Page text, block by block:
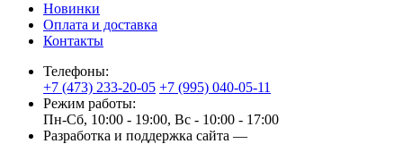
Новинки
Оплата и доставка
Контакты
Телефоны:
+7 (473) 233-20-05 +7 (995) 040-05-11
Режим работы:
Пн-Сб, 10:00 - 19:00, Вс - 10:00 - 17:00
Разработка и поддержка сайта —